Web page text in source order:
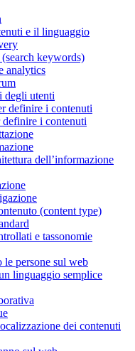
e il linguaggio
keywords)
analytics
degli utenti
definire i contenuti
definire i contenuti
dell’informazione
(content type)
e tassonomie
le persone sul web
linguaggio semplice
dei contenuti